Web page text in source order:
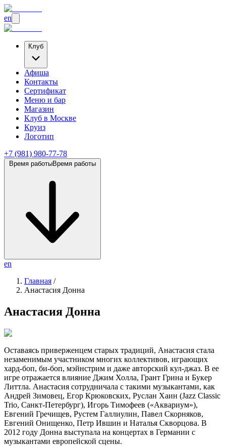
en
Клуб
Афиша
Контакты
Сертификат
Меню и бар
Магазин
Клуб в Москве
Круиз
Логотип
+7 (981) 980-77-78
Время работыВремя работы
en
Главная /
Анастасия Донна
Анастасия Донна
Оставаясь приверженцем старых традиций, Анастасия стала
незаменимым участником многих коллективов, играющих
хард-боп, би-боп, мэйнстрим и даже авторский кул-джаз. В ее
игре отражается влияние Джим Холла, Грант Грина и Букер
Литтла. Анастасия сотрудничала с такими музыкантами, как
Андрей Зимовец, Егор Крюковских, Руслан Хаин (Jazz Classic
Trio, Санкт-Петербург), Игорь Тимофеев («Аквариум»),
Евгений Гречищев, Рустем Галлиулин, Павел Скорняков,
Евгений Онищенко, Петр Ившин и Наталья Скворцова. В
2012 году Донна выступала на концертах в Германии с
музыкантами европейской сцены.